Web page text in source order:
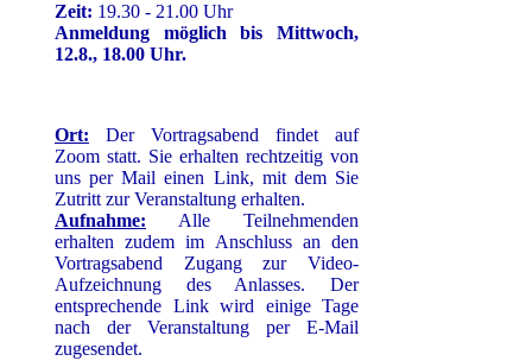
Zeit: 19.30 - 21.00 Uhr
Anmeldung möglich bis Mittwoch,
12.8., 18.00 Uhr.
Ort: Der Vortragsabend findet auf
Zoom statt. Sie erhalten rechtzeitig von
uns per Mail einen Link, mit dem Sie
Zutritt zur Veranstaltung erhalten.
Aufnahme: Alle Teilnehmenden
erhalten zudem im Anschluss an den
Vortragsabend Zugang zur Video-
Aufzeichnung des Anlasses. Der
entsprechende Link wird einige Tage
nach der Veranstaltung per E-Mail
zugesendet.